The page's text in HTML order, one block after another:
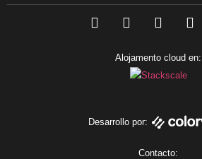
a
i
k
e
d
w
t
e
n
t
m
Alojamento cloud en:
Desarrollo por:
Contacto: